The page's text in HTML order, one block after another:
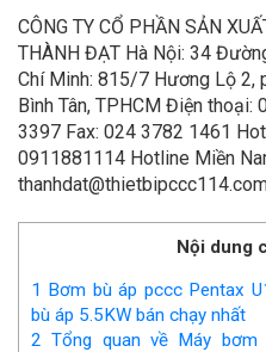
CÔNG TY CỔ PHẦN SẢN
THÀNH ĐẠT Hà Nội: 34
Chí Minh: 815/7 Hương Lộ 2,
Bình Tân, TPHCM Điện
3397 Fax: 024 3782 1461
0911881114 Hotline Miền
Nội dung
1 Bơm bù áp pccc Pentax
bù áp 5.5KW bán chạy nhất
2 Tổng quan về Máy